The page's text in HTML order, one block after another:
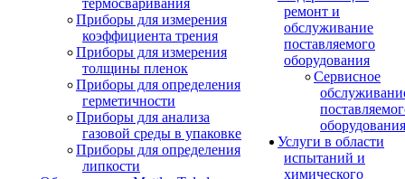
термосваривания
Приборы для измерения
коэффициента трения
Приборы для измерения
толщины пленок
Приборы для определения
герметичности
Приборы для анализа
газовой среды в упаковке
Приборы для определения
липкости
ремонт и
обслуживание
поставляемого
оборудования
Сервисное
оборудования
Услуги в области
испытаний и
химического